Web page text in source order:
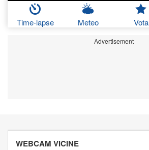
Time-lapse Meteo Vota
Advertisement
WEBCAM VICINE